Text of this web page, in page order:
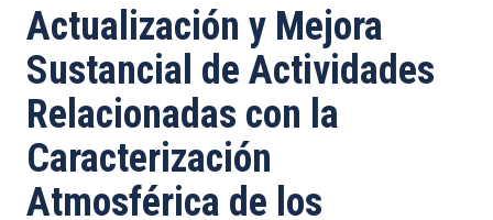
de
ayuda
a
la
navegación
Actualización y Mejora
Sustancial de Actividades
Relacionadas con la
Caracterización
Atmosférica de los